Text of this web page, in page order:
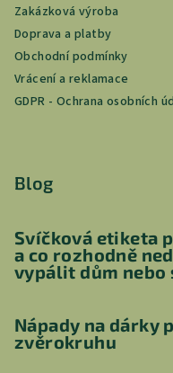
Zakázková výroba
Doprava a platby
Obchodní podmínky
Vrácení a reklamace
GDPR - Ochrana osobních
Blog
Svíčková etiketa
a co rozhodně
vypálit dům nebo
Nápady na dárky
zvěrokruhu